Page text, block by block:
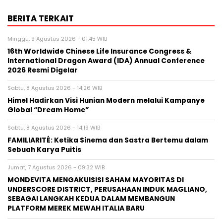
BERITA TERKAIT
Minggu, 9 Agustus 2026 - 01:45 WIB
16th Worldwide Chinese Life Insurance Congress &
International Dragon Award (IDA) Annual Conference
2026 Resmi Digelar
Sabtu, 8 Agustus 2026 - 14:26 WIB
Himel Hadirkan Visi Hunian Modern melalui Kampanye
Global “Dream Home”
Sabtu, 8 Agustus 2026 - 14:19 WIB
FAMILIARITÉ: Ketika Sinema dan Sastra Bertemu dalam
Sebuah Karya Puitis
Jumat, 7 Agustus 2026 - 09:32 WIB
MONDEVITA MENGAKUISISI SAHAM MAYORITAS DI
UNDERSCORE DISTRICT, PERUSAHAAN INDUK MAGLIANO,
SEBAGAI LANGKAH KEDUA DALAM MEMBANGUN
PLATFORM MEREK MEWAH ITALIA BARU